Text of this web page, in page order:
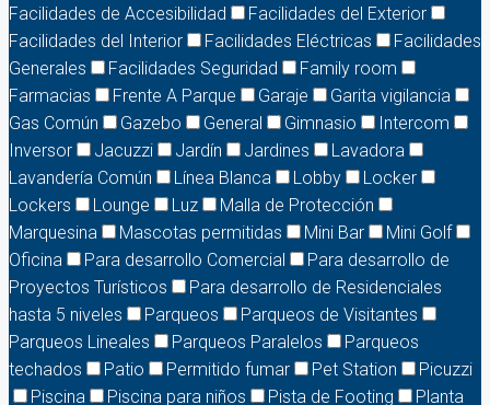
Facilidades de Accesibilidad
Facilidades del Exterior
Facilidades del Interior
Facilidades Eléctricas
Facilidades
Generales
Facilidades Seguridad
Family room
Farmacias
Frente A Parque Garaje
Garita vigilancia
Gas Común
Gazebo General Gimnasio
Intercom
Inversor
Jacuzzi Jardín Jardines
Lavadora
Lavandería Común
Línea Blanca Lobby
Locker
Lockers
Lounge Luz
Malla de Protección
Marquesina
Mascotas permitidas Mini Bar
Mini Golf
Oficina
Para desarrollo Comercial
Para desarrollo de
Proyectos Turísticos
Para desarrollo de Residenciales
hasta 5 niveles
Parqueos
Parqueos de Visitantes
Parqueos Lineales
Parqueos Paralelos
Parqueos
techados
Patio Permitido fumar Pet Station
Picuzzi
Piscina
Piscina para niños Pista de Footing Planta